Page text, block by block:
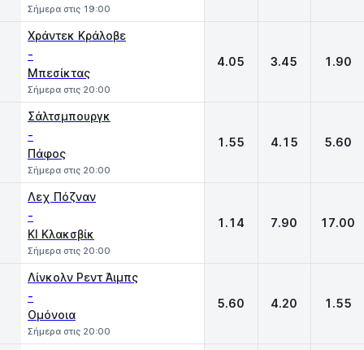
Σήμερα στις 19:00
Χράντεκ Κράλοβε
-
Μπεσίκτας
Σήμερα στις 20:00
4.05 3.45 1.90
Σάλτσμπουργκ
-
Πάφος
Σήμερα στις 20:00
1.55 4.15 5.60
Λεχ Πόζναν
-
ΚΙ Κλακσβίκ
Σήμερα στις 20:00
1.14 7.90 17.00
Λίνκολν Ρεντ Άιμπς
-
Ομόνοια
Σήμερα στις 20:00
5.60 4.20 1.55